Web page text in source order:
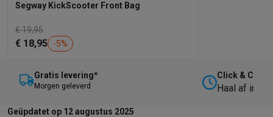
Segway KickScooter Front Bag
€ 19,95
€ 18,95 -5%
Gratis levering*
M orgen geleverd
Click &
Haal af in
Geüpdatet op 12 augustus 2025